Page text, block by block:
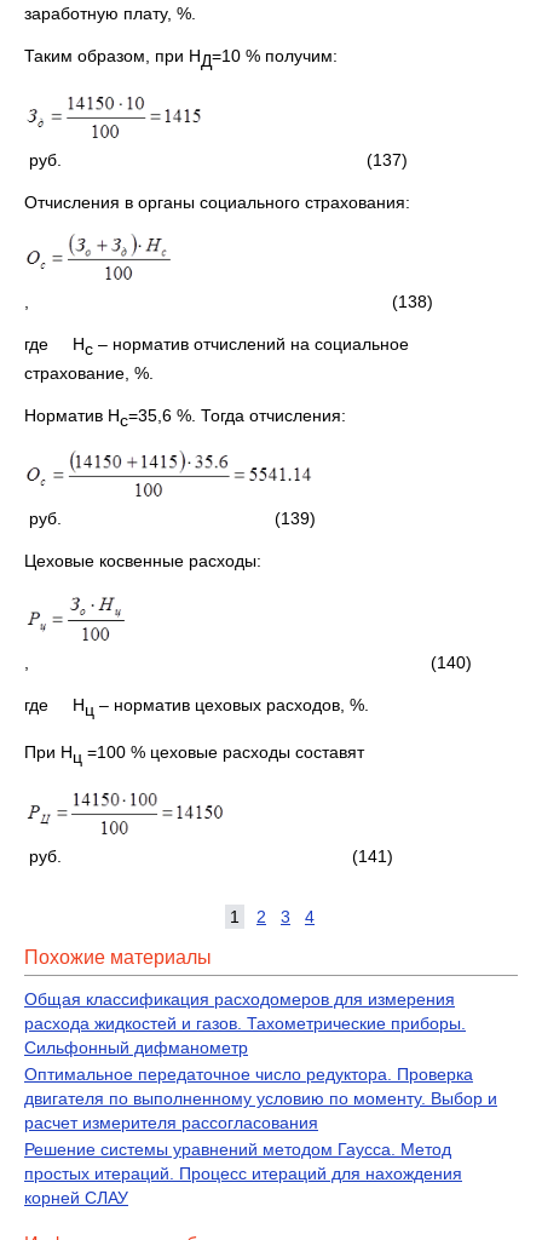
заработную плату, %.
Таким образом, при НД=10 % получим:
руб. (137)
Отчисления в органы социального страхования:
, (138)
где Нс – норматив отчислений на социальное
страхование, %.
Норматив Нс=35,6 %. Тогда отчисления:
руб. (139)
Цеховые косвенные расходы:
, (140)
где Нц – норматив цеховых расходов, %.
При Нц =100 % цеховые расходы составят
руб. (141)
1 2 3 4
Похожие материалы
Общая классификация расходомеров для измерения
расхода жидкостей и газов. Тахометрические приборы.
Сильфонный дифманометр
Оптимальное передаточное число редуктора. Проверка
двигателя по выполненному условию по моменту. Выбор и
расчет измерителя рассогласования
Решение системы уравнений методом Гаусса. Метод
простых итераций. Процесс итераций для нахождения
корней СЛАУ